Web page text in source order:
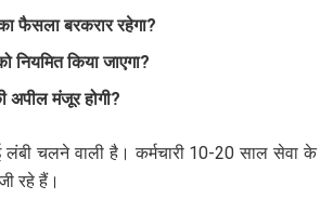
फैसला बरकरार रहेगा?
नियमित किया जाएगा?
अपील मंजूर होगी?
लंबी चलने वाली है। कर्मचारी 10-20 साल सेवा के
रहे हैं।